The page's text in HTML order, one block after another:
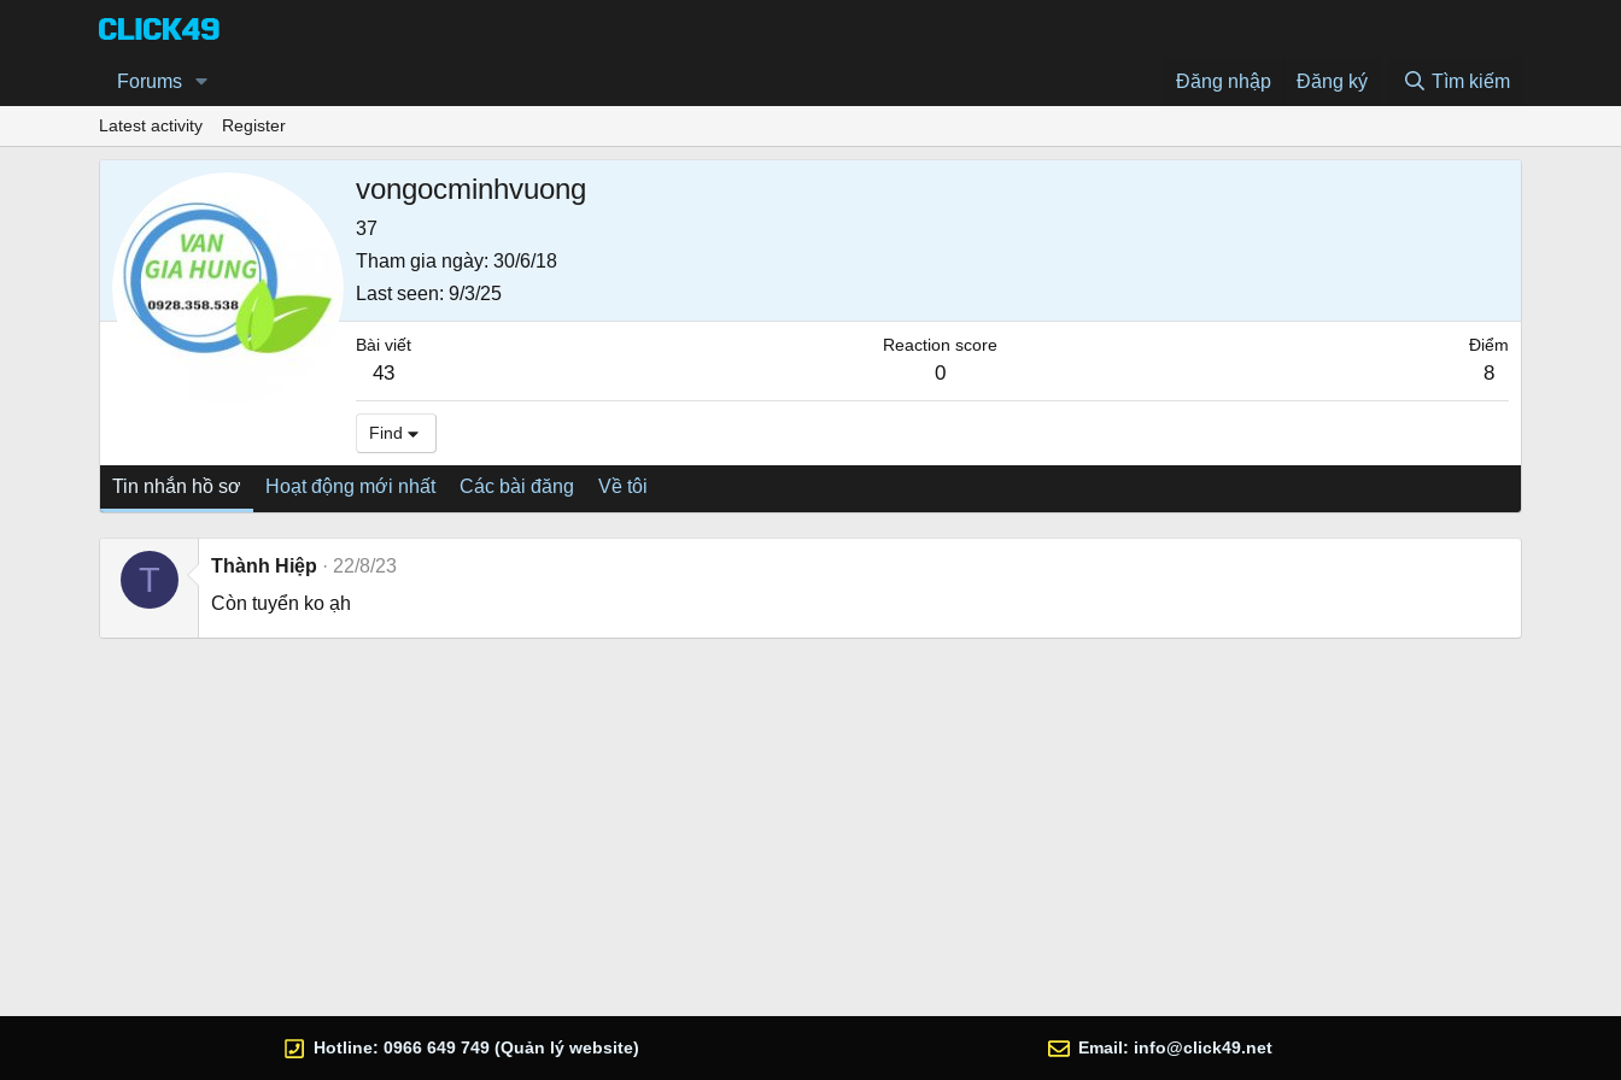
Forums Đăng nhập Đăng ký Tìm kiếm
Latest activity Register
vongocminhvuong
37
Tham gia ngày 30/6/18
Last seen 9/3/25
Bài viết
43
Reaction score
0
Điểm
8
Find
Tin nhắn hồ sơ Hoạt động mới nhất Các bài đăng Về tôi
T Thành Hiệp
22/8/23
Còn tuyển ko ạh
Hotline: 0966 649 749 (Quản lý website) Email: info@click49.net